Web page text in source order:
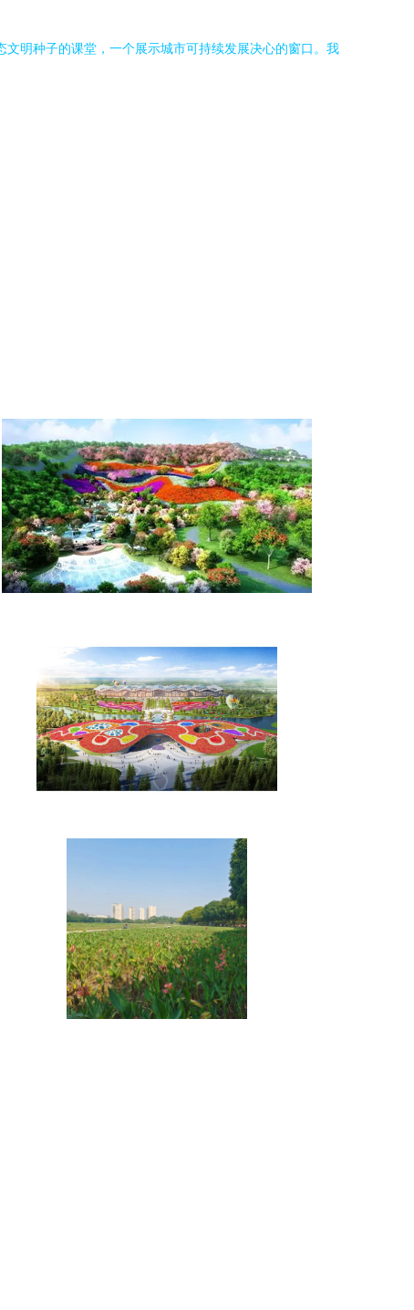
明种子的课堂，一个展示城市可持续发展决心的窗口。我